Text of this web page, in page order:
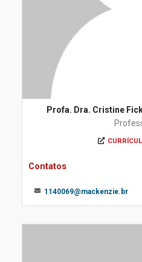
Profa. Dra. Cristine
Contatos
1140069@mackenzie.br